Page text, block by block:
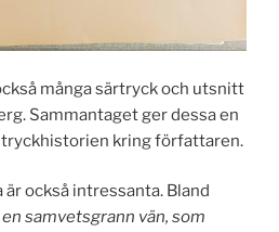
många särtryck och utsnitt
Sammantaget ger dessa en
kring författaren.
är också intressanta. Bland
samvetsgrann vän, som